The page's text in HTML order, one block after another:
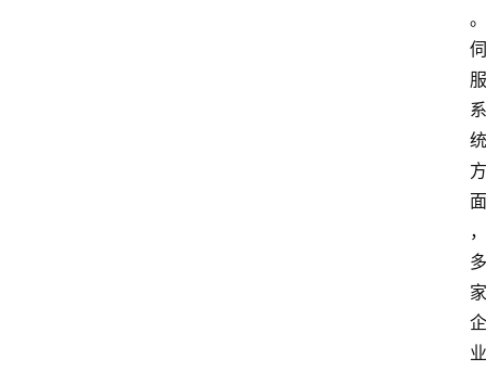
。
伺
服
系
统
方
面
，
多
家
企
业